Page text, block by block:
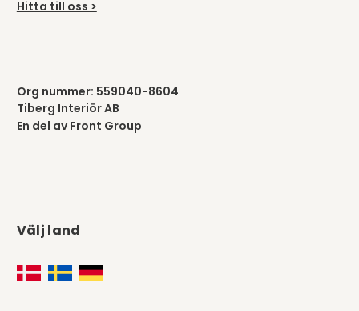
Hitta till oss >
Org nummer: 559040-8604
Tiberg Interiör AB
En del av Front Group
Välj land